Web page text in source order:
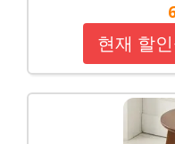
현재 할